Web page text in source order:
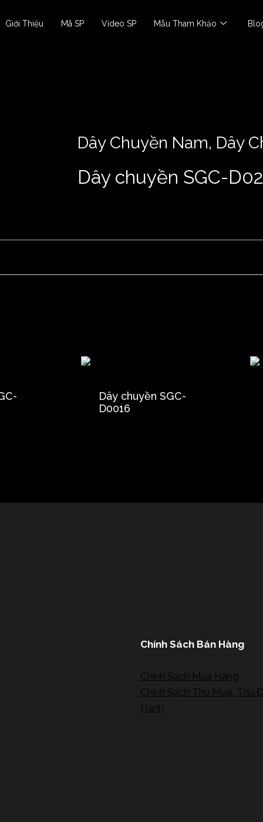
Giới Thiệu Mã SP Video SP Mẫu Tham Khảo
Dây Chuyền Nam, Dây
Dây chuyền SGC-
Dây chuyền SGC-
D0016
Chính Sách Bán Hàng
Chính Sách Mua Hàng
Chính Sách Thu Mua, Thu
Hành